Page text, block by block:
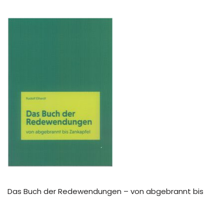
Das Buch der Redewendungen – von abgebrannt bis